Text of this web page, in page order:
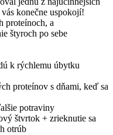
konečne uspokojí!
proteínoch, a
štyroch po sebe
k rýchlemu úbytku
proteínov s dňami, keď sa
potraviny
štvrtok + zrieknutie sa
otrúb